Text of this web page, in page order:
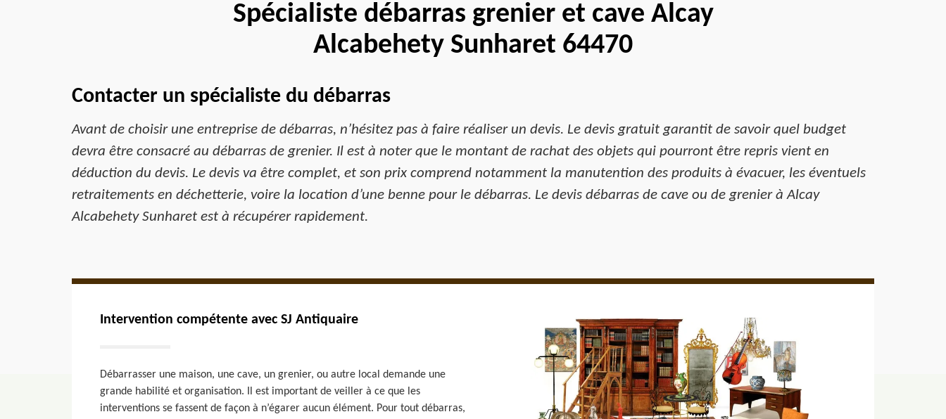
Spécialiste débarras grenier et cave Alcay
Alcabehety Sunharet 64470
Contacter un spécialiste du débarras
Avant de choisir une entreprise de débarras, n’hésitez pas à faire réaliser un devis. Le devis gratuit garantit de savoir quel budget
devra être consacré au débarras de grenier. Il est à noter que le montant de rachat des objets qui pourront être repris vient en
déduction du devis. Le devis va être complet, et son prix comprend notamment la manutention des produits à évacuer, les éventuels
retraitements en déchetterie, voire la location d’une benne pour le débarras. Le devis débarras de cave ou de grenier à Alcay
Alcabehety Sunharet est à récupérer rapidement.
Intervention compétente avec SJ Antiquaire
Débarrasser une maison, une cave, un grenier, ou autre local demande une
grande habilité et organisation. Il est important de veiller à ce que les
interventions se fassent de façon à n’égarer aucun élément. Pour tout débarras,